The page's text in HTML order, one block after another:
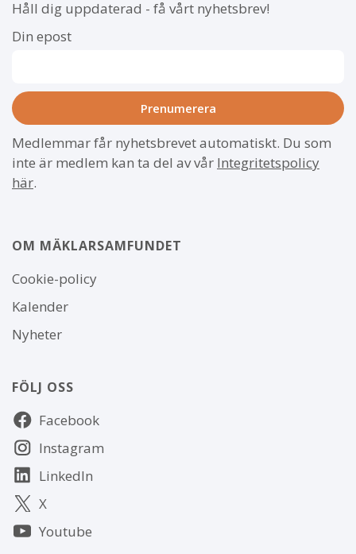
Håll dig uppdaterad - få vårt nyhetsbrev!
Din epost
Medlemmar får nyhetsbrevet automatiskt. Du som
inte är medlem kan ta del av vår Integritetspolicy
här.
OM MÄKLARSAMFUNDET
Om
webbplatsen
Cookie-policy
Kalender
Nyheter
FÖLJ OSS
Följ
oss Facebook
Instagram
LinkedIn
X
Youtube